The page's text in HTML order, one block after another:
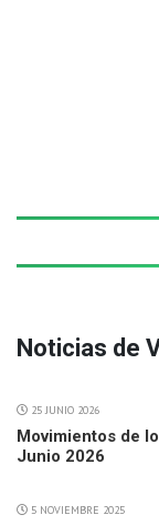
Noticias de
25 JUNIO 2026
Movimientos de
Junio 2026
5 NOVIEMBRE 2025